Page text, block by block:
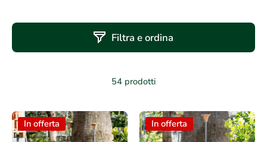
Filtra e ordina
54 prodotti
In offerta In offerta